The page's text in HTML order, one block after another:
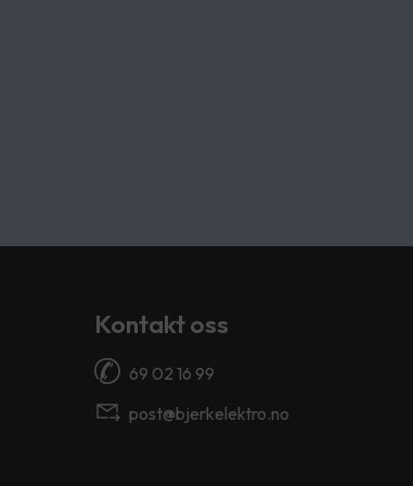
Kontakt oss
69 02 16 99
post@bjerkelektro.no